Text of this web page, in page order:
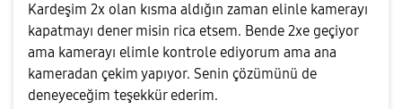
Kardeşim 2x olan kısma aldığın zaman elinle kamerayı
kapatmayı dener misin rica etsem. Bende 2xe geçiyor
ama kamerayı elimle kontrole ediyorum ama ana
kameradan çekim yapıyor. Senin çözümünü de
deneyeceğim teşekkür ederim.